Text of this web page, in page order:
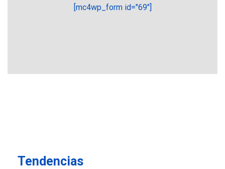
[mc4wp_form id="69"]
Tendencias
más económico que
de almacenamiento de agua